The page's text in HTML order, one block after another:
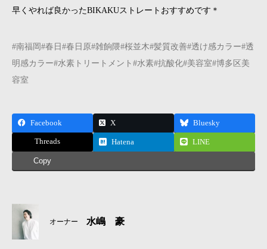
早くやれば良かったBIKAKUストレートおすすめです＊
#南福岡 #春日 #春日原#雑餉隈#桜並木#髪質改善#透け感カラー#透
明感カラー#水素トリートメント #水素#抗酸化#美容室#博多区美
容室
Facebook X Bluesky
Threads Hatena LINE
Copy
オーナー 水嶋 豪